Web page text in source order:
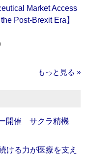
Market Access
Post-Brexit Era】
もっと見る »
開催 サクラ精機
ける力が医療を支え